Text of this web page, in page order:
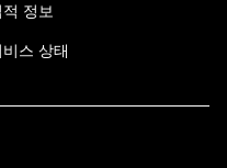
적 정보
스 상태